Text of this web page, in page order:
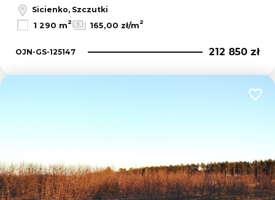
Sicienko, Szczutki
1 290 m2 165,00 zł/m2
OJN-GS-125147 212 850 zł